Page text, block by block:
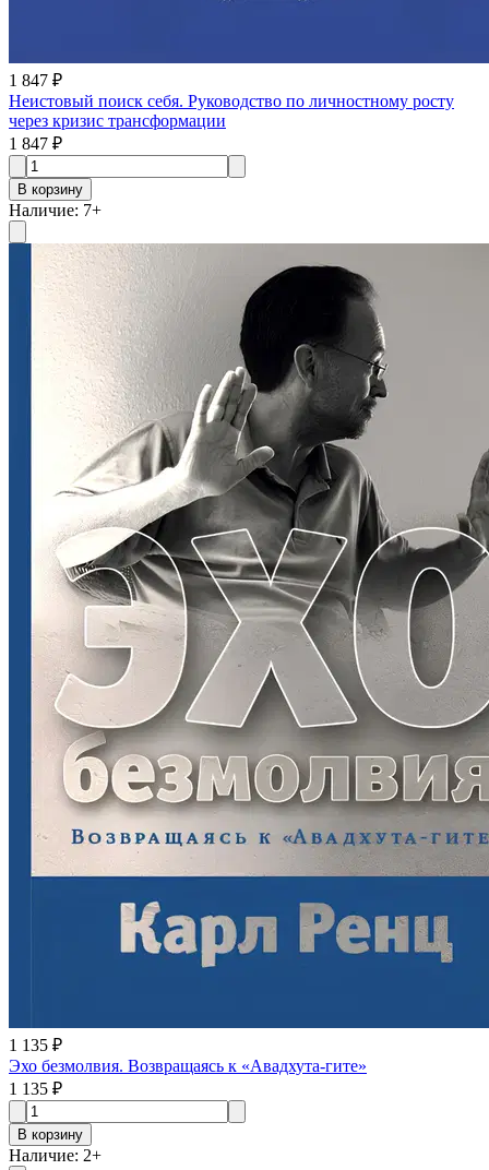
1 847 ₽
Неистовый поиск себя. Руководство по личностному росту
через кризис трансформации
1 847 ₽
В корзину
Наличие: 7+
1 135 ₽
Эхо безмолвия. Возвращаясь к «Авадхута-гите»
1 135 ₽
В корзину
Наличие: 2+